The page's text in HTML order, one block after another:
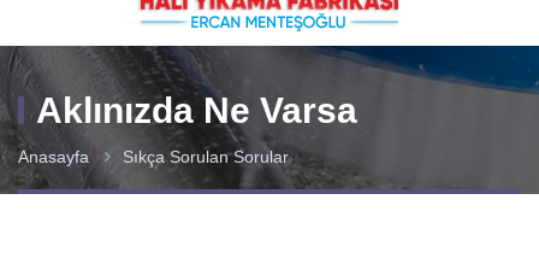
Aklınızda Ne Varsa
Anasayfa Sıkça Sorulan Sorular